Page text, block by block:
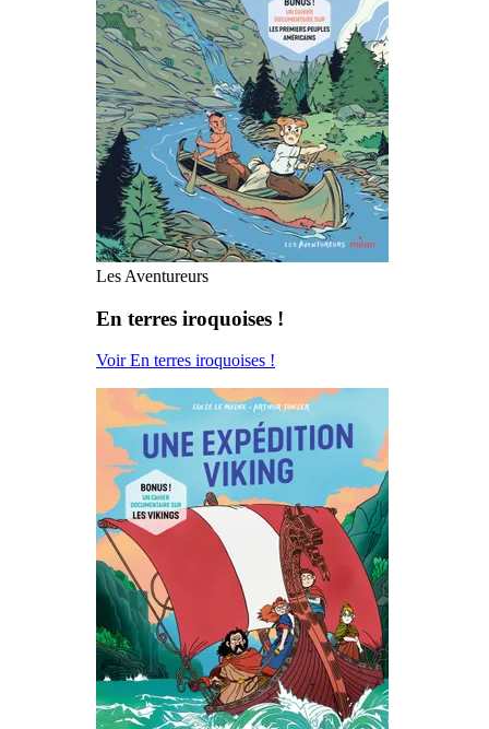
Les Aventureurs
En terres iroquoises !
Voir En terres iroquoises !